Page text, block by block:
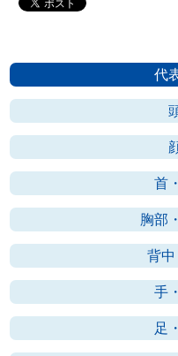
代
首
胸部
背
手
足